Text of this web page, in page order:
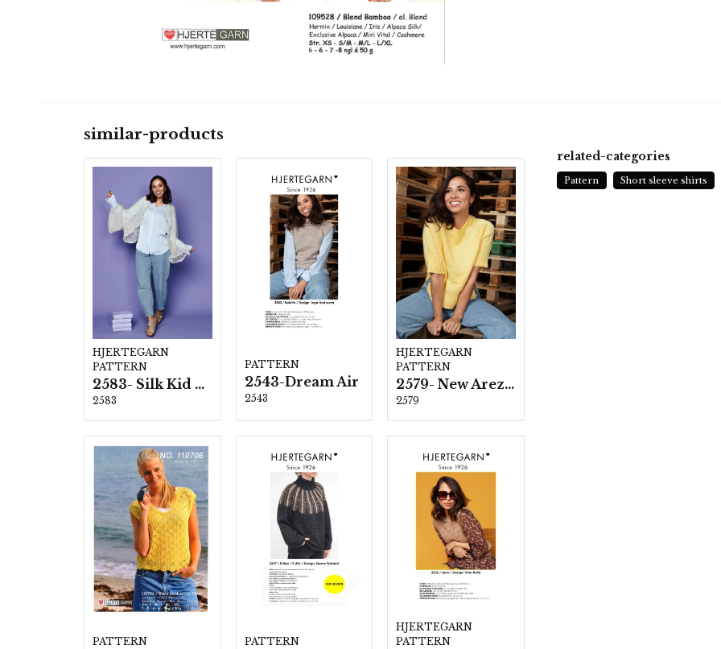
similar-products
HJERTEGARN
PATTERN
2583- Silk Kid Mohair
2583
PATTERN
2543-Dream Air
2543
HJERTEGARN
PATTERN
2579- New Arezzo
2579
PATTERN PATTERN
HJERTEGARN
PATTERN
related-categories
Pattern Short sleeve shirts